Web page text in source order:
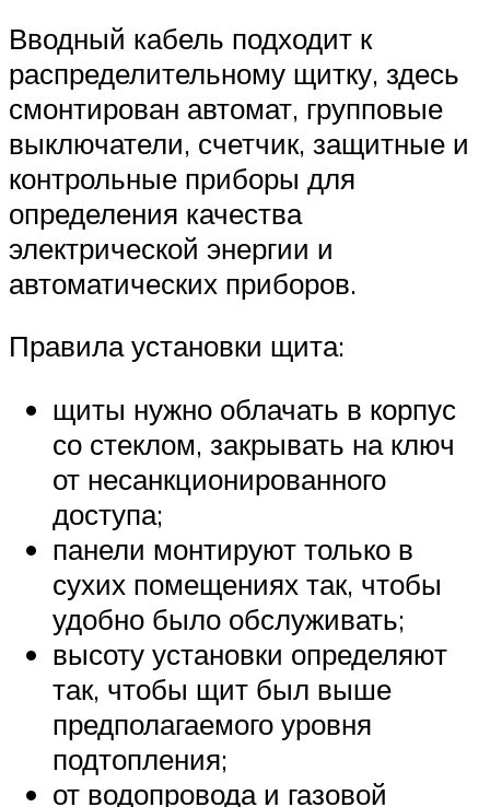
Вводный кабель подходит к
распределительному щитку, здесь
смонтирован автомат, групповые
выключатели, счетчик, защитные и
контрольные приборы для
определения качества
электрической энергии и
автоматических приборов.
Правила установки щита:
щиты нужно облачать в корпус
со стеклом, закрывать на ключ
от несанкционированного
доступа;
панели монтируют только в
сухих помещениях так, чтобы
удобно было обслуживать;
высоту установки определяют
так, чтобы щит был выше
предполагаемого уровня
подтопления;
от водопровода и газовой